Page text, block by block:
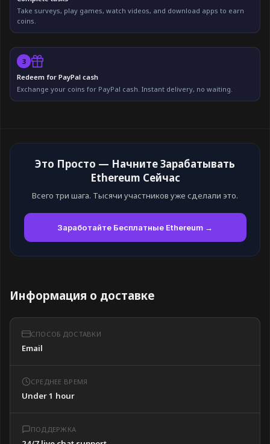
Take surveys, play games, watch videos, and download apps to earn
coins.
3
Redeem for PayPal cash
Exchange your coins for PayPal cash. Instant delivery, no waiting.
Это Просто — Начните Зарабатывать
Ethereum Сейчас
Всего три шага. Тысячи участников уже сделали это.
Заработайте Бесплатные Ethereum →
Информация о доставке
СПОСОБ ДОСТАВКИ
Email
СРЕДНЕЕ ВРЕМЯ
Under 1 hour
ПОДДЕРЖКА